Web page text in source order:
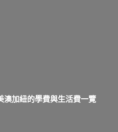
澳加紐的學費與生活費一覽